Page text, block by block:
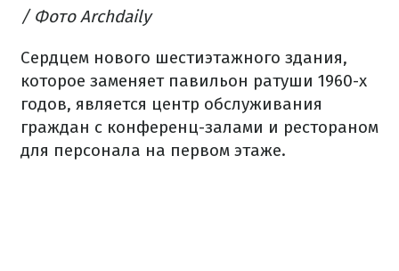
/ Фото Archdaily
Сердцем нового шестиэтажного здания,
которое заменяет павильон ратуши 1960-х
годов, является центр обслуживания
граждан с конференц-залами и рестораном
для персонала на первом этаже.